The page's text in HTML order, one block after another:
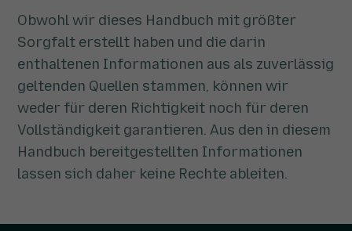
Obwohl wir dieses Handbuch mit größter
Sorgfalt erstellt haben und die darin
enthaltenen Informationen aus als zuverlässig
geltenden Quellen stammen, können wir
weder für deren Richtigkeit noch für deren
Vollständigkeit garantieren. Aus den in diesem
Handbuch bereitgestellten Informationen
lassen sich daher keine Rechte ableiten.